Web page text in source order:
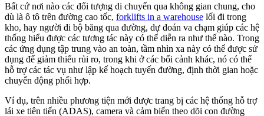
Bất cứ nơi nào các đối tượng di chuyển qua không gian chung, cho
dù là ô tô trên đường cao tốc, forklifts in a warehouse lối đi trong
kho, hay người đi bộ băng qua đường, dự đoán va chạm giúp các hệ
thống hiểu được các tương tác này có thể diễn ra như thế nào. Trong
các ứng dụng tập trung vào an toàn, tầm nhìn xa này có thể được sử
dụng để giảm thiểu rủi ro, trong khi ở các bối cảnh khác, nó có thể
hỗ trợ các tác vụ như lập kế hoạch tuyến đường, định thời gian hoặc
chuyển động phối hợp.
Ví dụ, trên nhiều phương tiện mới được trang bị các hệ thống hỗ trợ
lái xe tiên tiến (ADAS), camera và cảm biến theo dõi con đường